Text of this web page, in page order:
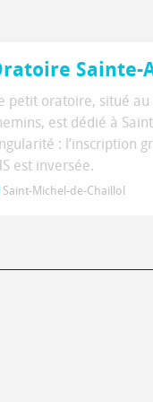
Sainte-
petit oratoire, situé
est dédié à
: l’inscription
est inversée.
Saint-Michel-de-Chaillol